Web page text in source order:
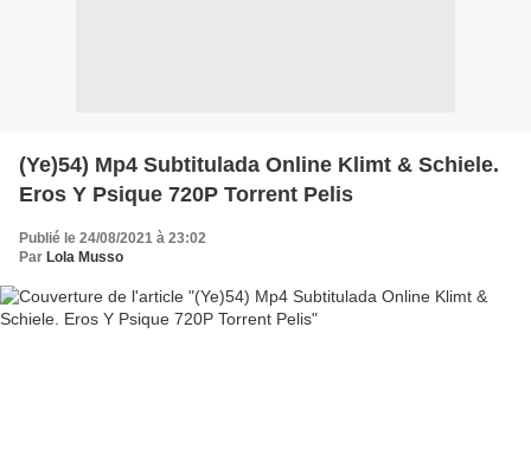
(Ye)54) Mp4 Subtitulada Online Klimt & Schiele.
Eros Y Psique 720P Torrent Pelis
Publié le 24/08/2021 à 23:02
Par Lola Musso